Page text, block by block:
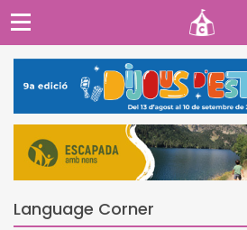
Language Corner